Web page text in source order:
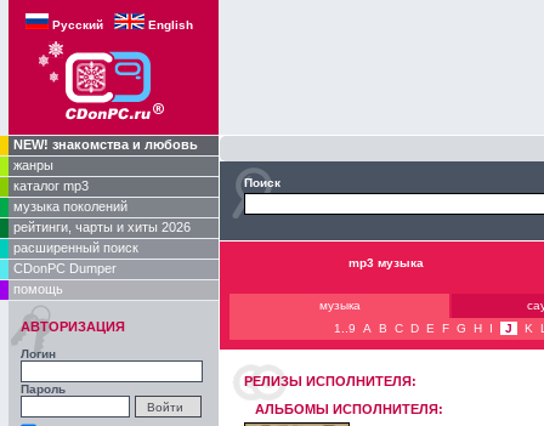
Русский English
NEW! знакомства и любовь
жанры
каталог mp3
музыка поколений
рейтинги, чарты и хиты 2026
расширенный поиск
CDonPC Dumper
помощь
АВТОРИЗАЦИЯ
Логин
Пароль
Поиск
mp3 музыка
музыка
1..9
A B C D E F G H I J K
РЕЛИЗЫ ИCПОЛНИТЕЛЯ:
АЛЬБОМЫ ИСПОЛНИТЕЛЯ: